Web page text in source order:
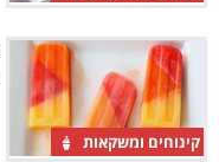
קינוחים ומשקאות